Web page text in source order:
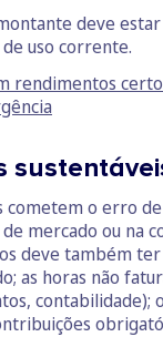
deve estar
uso corrente.
rendimentos
cometem o erro
mercado ou na
deve também
as horas não
contabilidade);